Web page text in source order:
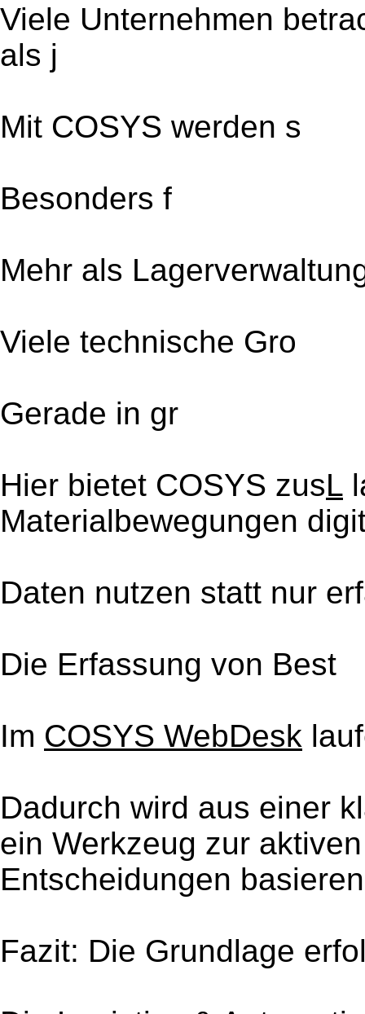
Viele Unternehmen
als j
Mit COSYS werden s
Besonders f
Mehr als
Viele technische Gro
Gerade in gr
Hier bietet COSYS zusL
Materialbewegungen
Daten nutzen statt nur
Die Erfassung von Best
Im COSYS WebDesk
Dadurch wird aus einer
ein Werkzeug zur
Entscheidungen
Fazit: Die Grundlage